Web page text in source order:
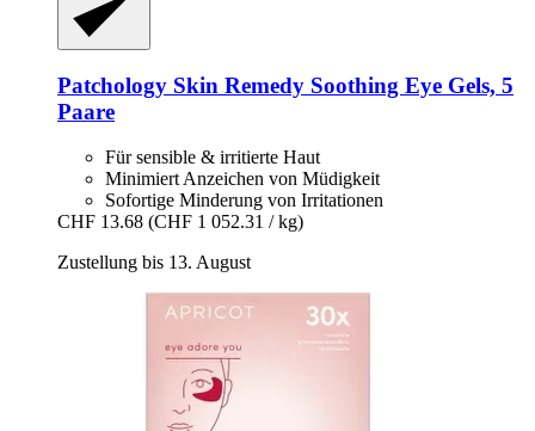
Patchology Skin Remedy Soothing Eye Gels, 5
Paare
Für sensible & irritierte Haut
Minimiert Anzeichen von Müdigkeit
Sofortige Minderung von Irritationen
CHF 13.68 (CHF 1 052.31 / kg)
Zustellung bis 13. August